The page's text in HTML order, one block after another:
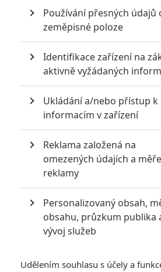
NEPŘEHLÉDNĚTE
Jared Leto byl několika ženami
Anarvin | 30.07.2026 06:30
Známý herec a
roky. Řada jeho
Filmové klenoty, které překvapivě
Zkušenosti a
stačí mít
Používání přesných údajů
zeměpisné poloze
Identifikace zařízení na
aktivně vyžádaných
Ukládání a/nebo přístup k
informacím v zařízení
Reklama založená na
omezených údajích a
reklamy
Personalizovaný obsah,
obsahu, průzkum publika
vývoj služeb
Udělením souhlasu s účely a